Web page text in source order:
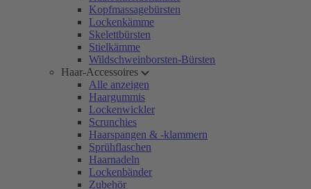
Kopfmassagebürsten
Lockenkämme
Skelettbürsten
Stielkämme
Wildschweinborsten-Bürsten
Haar-Accessoires
Alle anzeigen
Haargummis
Lockenwickler
Scrunchies
Haarspangen & -klammern
Sprühflaschen
Haarnadeln
Lockenbänder
Zubehör